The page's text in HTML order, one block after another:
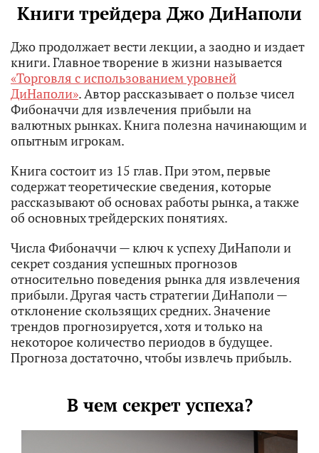
Книги трейдера Джо ДиНаполи
Джо продолжает вести лекции, а заодно и издает
книги. Главное творение в жизни называется
«Торговля с использованием уровней
ДиНаполи». Автор рассказывает о пользе чисел
Фибоначчи для извлечения прибыли на
валютных рынках. Книга полезна начинающим и
опытным игрокам.
Книга состоит из 15 глав. При этом, первые
содержат теоретические сведения, которые
рассказывают об основах работы рынка, а также
об основных трейдерских понятиях.
Числа Фибоначчи — ключ к успеху ДиНаполи и
секрет создания успешных прогнозов
относительно поведения рынка для извлечения
прибыли. Другая часть стратегии ДиНаполи —
отклонение скользящих средних. Значение
трендов прогнозируется, хотя и только на
некоторое количество периодов в будущее.
Прогноза достаточно, чтобы извлечь прибыль.
В чем секрет успеха?